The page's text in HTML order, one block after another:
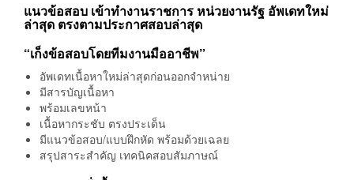
แนวข้อสอบ เข้าทำงานราชการ หน่วยงานรัฐ อัพเดทใหม่
ล่าสุด ตรงตามประกาศสอบล่าสุด
“เก็งข้อสอบโดยทีมงานมืออาชีพ”
อัพเดทเนื้อหาใหม่ล่าสุดก่อนออกจำหน่าย
มีสารบัญเนื้อหา
พร้อมเลขหน้า
เนื้อหากระชับ ตรงประเด็น
มีแนวข้อสอบ/แบบฝึกหัด พร้อมด้วยเฉลย
สรุปสาระสำคัญ เทคนิคสอบสัมภาษณ์